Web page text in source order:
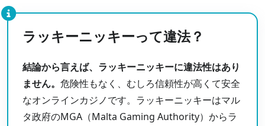
ラッキーニッキーって違法？
ラッキーニッキーのボーナス・プロモーションにつ
ラッキーニッキーのVIPプログラム
ラッキーニッキーの入金・出金について
ラッキーニッキーのアカウント認証
ラッキーニッキーって違法？
結論から言えば、ラッキーニッキーに違法性はあり
ません。 危険性もなく、むしろ信頼性が高くて安全
なオンラインカジノです。ラッキーニッキーはマル
タ政府のMGA（Malta Gaming Authority）からラ